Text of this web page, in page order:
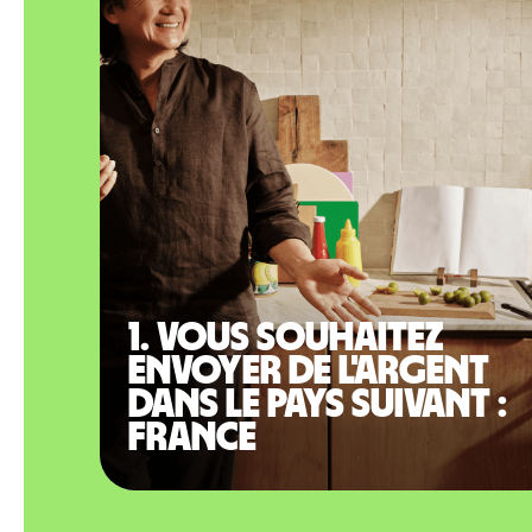
1. Vous souhaitez
envoyer de l'argent
dans le pays suivant :
France